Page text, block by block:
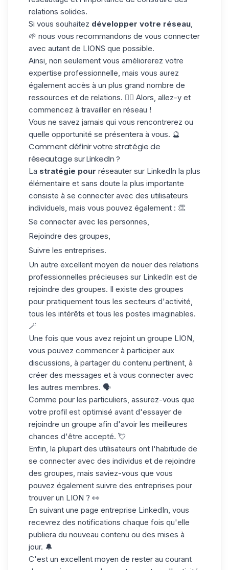
relations solides.
Si vous souhaitez développer votre réseau
🌱 nous vous recommandons de vous connecter
avec autant de LIONS que possible.
Ainsi, non seulement vous améliorerez votre
expertise professionnelle , mais vous aurez
également accès à un plus grand nombre de
ressources et de relations. 🏊‍♂️ Alors, allez-y et
commencez à travailler en réseau !
Vous ne savez jamais qui vous rencontrerez ou
quelle opportunité se présentera à vous. 🔮
Comment définir votre stratégie de
réseautage sur LinkedIn ?
La stratégie pour réseauter sur LinkedIn la plus
élémentaire et sans doute la plus importante
consiste à se connecter avec des utilisateurs
individuels, mais vous pouvez également : 👏
Se connecter avec les personnes,
Rejoindre des groupes,
Suivre les entreprises.
Un autre excellent moyen de nouer des relations
professionnelles précieuses sur LinkedIn est de
rejoindre des groupes. Il existe des groupes
pour pratiquement tous les secteurs d'activité,
tous les intérêts et tous les postes imaginables.
🪄
Une fois que vous avez rejoint un groupe LION,
vous pouvez commencer à participer aux
discussions, à partager du contenu pertinent, à
créer des messages et à vous connecter avec
les autres membres. 🗣️
Comme pour les particuliers, assurez-vous que
votre profil est optimisé avant d'essayer de
rejoindre un groupe afin d'avoir les meilleures
chances d'être accepté. 💘
Enfin, la plupart des utilisateurs ont l'habitude de
se connecter avec des individus et de rejoindre
des groupes, mais saviez-vous que vous
pouvez également suivre des entreprises pour
trouver un LION ? 👀
En suivant une page entreprise LinkedIn , vous
recevrez des notifications chaque fois qu'elle
publiera du nouveau contenu ou des mises à
jour. 🔔
C'est un excellent moyen de rester au courant